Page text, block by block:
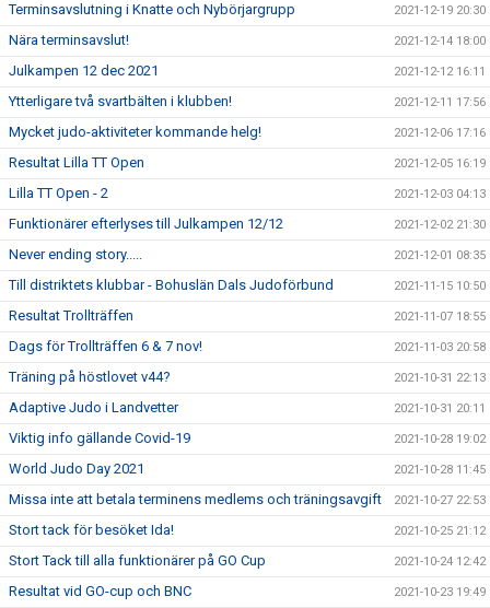
Terminsavslutning i Knatte och Nybörjargrupp 2021-12-19 20:30
Nära terminsavslut! 2021-12-14 18:00
Julkampen 12 dec 2021 2021-12-12 16:11
Ytterligare två svartbälten i klubben! 2021-12-11 17:56
Mycket judo-aktiviteter kommande helg! 2021-12-06 17:16
Resultat Lilla TT Open 2021-12-05 16:19
Lilla TT Open - 2 2021-12-03 04:13
Funktionärer efterlyses till Julkampen 12/12 2021-12-02 21:30
Never ending story..... 2021-12-01 08:35
Till distriktets klubbar - Bohuslän Dals Judoförbund 2021-11-15 10:50
Resultat Trollträffen 2021-11-07 18:55
Dags för Trollträffen 6 & 7 nov! 2021-11-03 20:58
Träning på höstlovet v44? 2021-10-31 22:13
Adaptive Judo i Landvetter 2021-10-31 20:11
Viktig info gällande Covid-19 2021-10-28 19:02
World Judo Day 2021 2021-10-28 11:45
Missa inte att betala terminens medlems och träningsavgift 2021-10-27 22:53
Stort tack för besöket Ida! 2021-10-25 21:12
Stort Tack till alla funktionärer på GO Cup 2021-10-24 12:42
Resultat vid GO-cup och BNC 2021-10-23 19:49